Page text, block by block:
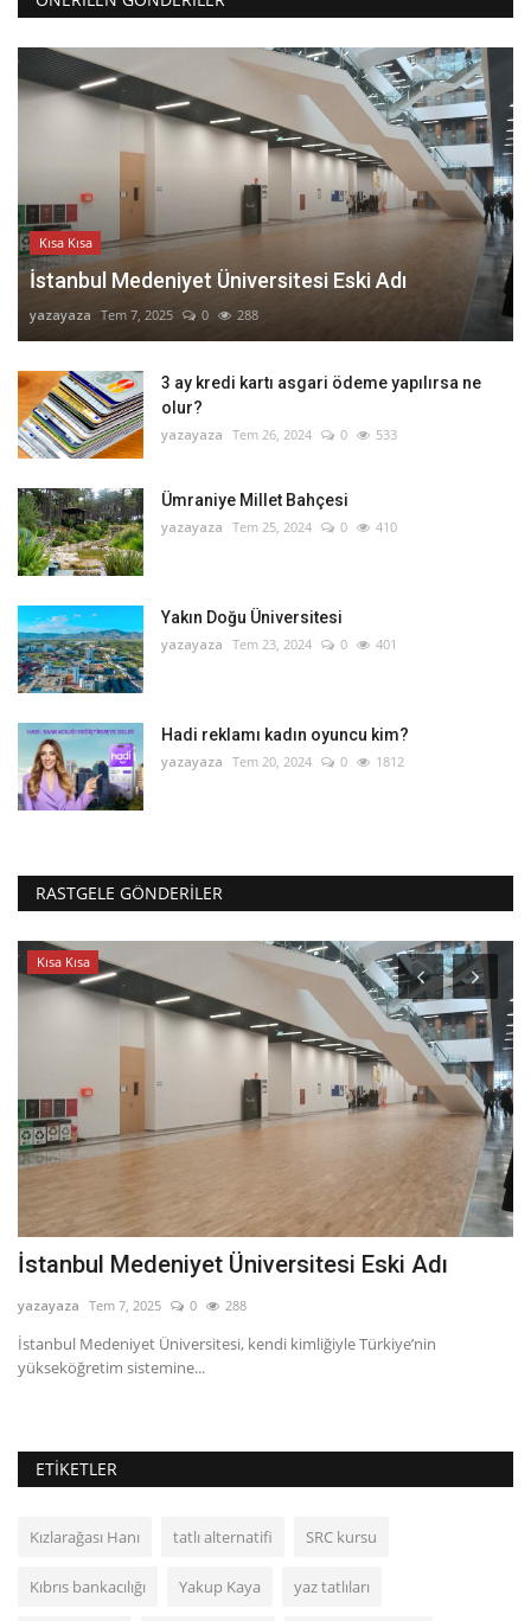
Kısa Kısa
İstanbul Medeniyet Üniversitesi Eski Adı
yazayaza Tem 7, 2025 0 288
3 ay kredi kartı asgari ödeme yapılırsa ne
olur?
yazayaza Tem 26, 2024 0 533
Ümraniye Millet Bahçesi
yazayaza Tem 25, 2024 0 410
Yakın Doğu Üniversitesi
yazayaza Tem 23, 2024 0 401
Hadi reklamı kadın oyuncu kim?
yazayaza Tem 20, 2024 0 1812
RASTGELE GÖNDERILER
Kısa Kısa
İstanbul Medeniyet Üniversitesi Eski Adı
yazayaza Tem 7, 2025 0 288
İstanbul Medeniyet Üniversitesi, kendi kimliğiyle Türkiye’nin
yükseköğretim sistemine...
ETIKETLER
Kızlarağası Hanı tatlı alternatifi SRC kursu
Kıbrıs bankacılığı Yakup Kaya yaz tatlıları